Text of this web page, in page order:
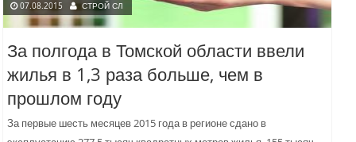
07.08.2015 СТРОЙ СЛ
За полгода в Томской области ввели
жилья в 1,3 раза больше, чем в
прошлом году
За первые шесть месяцев 2015 года в регионе сдано в